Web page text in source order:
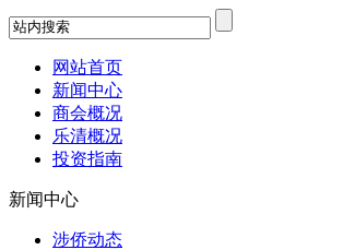
网站首页
新闻中心
商会概况
乐清概况
投资指南
新闻中心
涉侨动态